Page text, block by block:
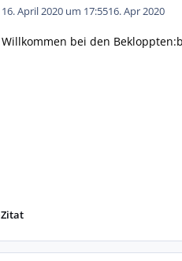
16. April 2020 um 17:5516. Apr 2020
Willkommen bei den
Zitat